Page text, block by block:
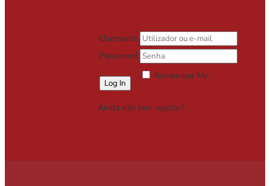
Username
Password
Remember Me
Ainda não tem registo?